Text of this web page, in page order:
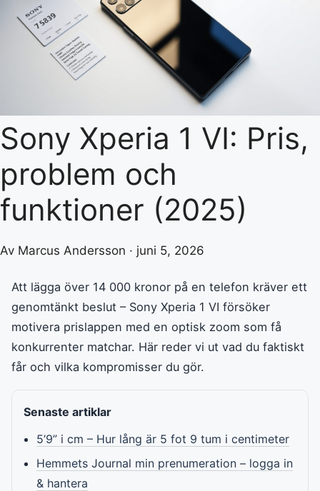
Sony Xperia 1 VI: Pris,
problem och
funktioner (2025)
Av Marcus Andersson · juni 5, 2026
Att lägga över 14 000 kronor på en telefon kräver ett
genomtänkt beslut – Sony Xperia 1 VI försöker
motivera prislappen med en optisk zoom som få
konkurrenter matchar. Här reder vi ut vad du faktiskt
får och vilka kompromisser du gör.
Senaste artiklar
5’9” i cm – Hur lång är 5 fot 9 tum i centimeter
Hemmets Journal min prenumeration – logga in
& hantera